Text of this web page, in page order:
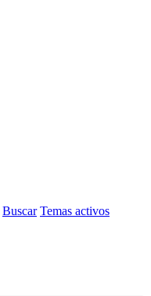
Buscar Temas activos